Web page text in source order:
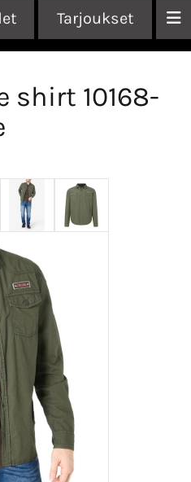
Tarjoukset
shirt 10168-